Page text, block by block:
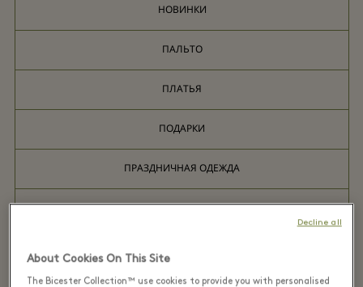
НОВИНКИ
ПАЛЬТО
ПЛАТЬЯ
ПОДАРКИ
ПРАЗДНИЧНАЯ ОДЕЖДА
РУБАШКИ
About Cookies On This Site
The Bicester Collection™ use cookies to provide you with personalised
Decline all